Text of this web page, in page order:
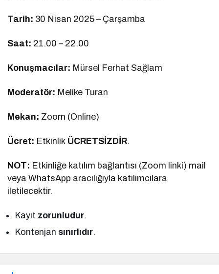
Tarih: 30 Nisan 2025 – Çarşamba
Saat: 21.00 – 22.00
Konuşmacılar: Mürsel Ferhat Sağlam
Moderatör: Melike Turan
Mekan: Zoom (Online)
Ücret: Etkinlik ÜCRETSİZDİR.
NOT: Etkinliğe katılım bağlantısı (Zoom linki) mail
veya WhatsApp aracılığıyla katılımcılara
iletilecektir.
Kayıt zorunludur.
Kontenjan sınırlıdır.